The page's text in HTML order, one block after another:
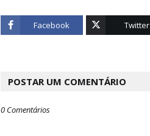
Facebook Twitter
POSTAR UM COMENTÁRIO
0 Comentários